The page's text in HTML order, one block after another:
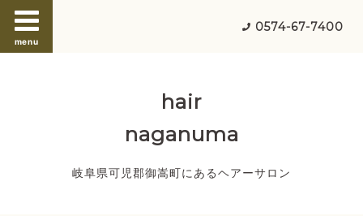
menu
0574-67-7400
hair
naganuma
岐阜県可児郡御嵩町にあるヘアーサロン